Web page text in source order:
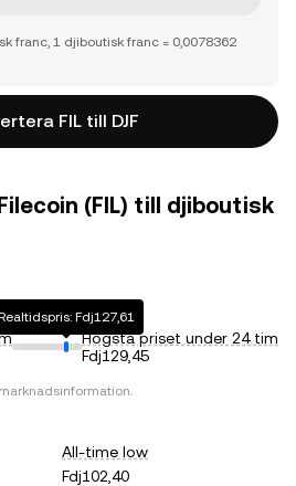
franc, 1 djiboutisk franc = 0,0078362
FIL till DJF
(FIL) till djiboutisk
Fdj127,61
Högsta priset under 24 tim
Fdj129,45
All-time low
Fdj102,40